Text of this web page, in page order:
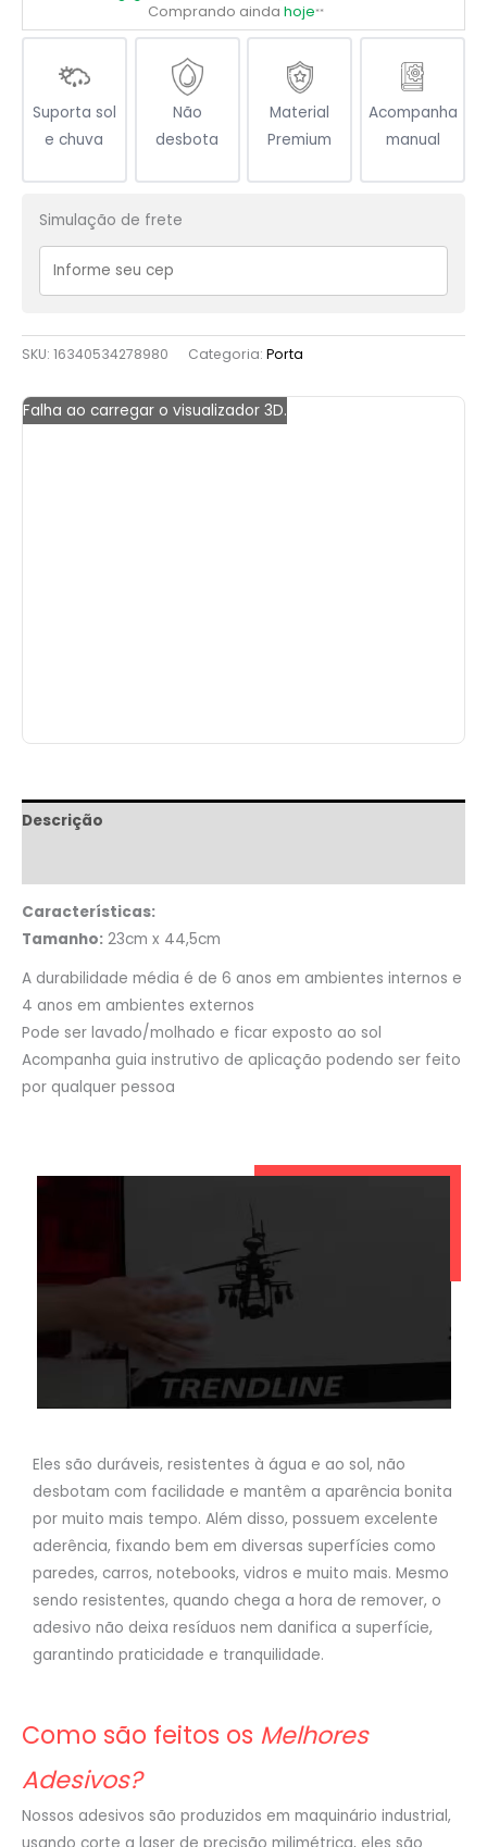
Comprando ainda hoje**
Suporta sol
e chuva
Não
desbota
Material
Premium
Acompanha
manual
Simulação de frete
SKU: 16340534278980 Categoria: Porta
Falha ao carregar o visualizador 3D.
Descrição
Características:
Tamanho: 23cm x 44,5cm
A durabilidade média é de 6 anos em ambientes internos e
4 anos em ambientes externos
Pode ser lavado/molhado e ficar exposto ao sol
Acompanha guia instrutivo de aplicação podendo ser feito
por qualquer pessoa
Eles são duráveis, resistentes à água e ao sol, não
desbotam com facilidade e mantêm a aparência bonita
por muito mais tempo. Além disso, possuem excelente
aderência, fixando bem em diversas superfícies como
paredes, carros, notebooks, vidros e muito mais. Mesmo
sendo resistentes, quando chega a hora de remover, o
adesivo não deixa resíduos nem danifica a superfície,
garantindo praticidade e tranquilidade.
Como são feitos os Melhores
Adesivos?
Nossos adesivos são produzidos em maquinário industrial,